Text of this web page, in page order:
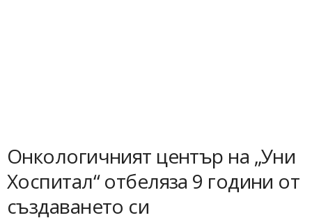
Онкологичният център на „Уни
Хоспитал“ отбеляза 9 години от
създаването си